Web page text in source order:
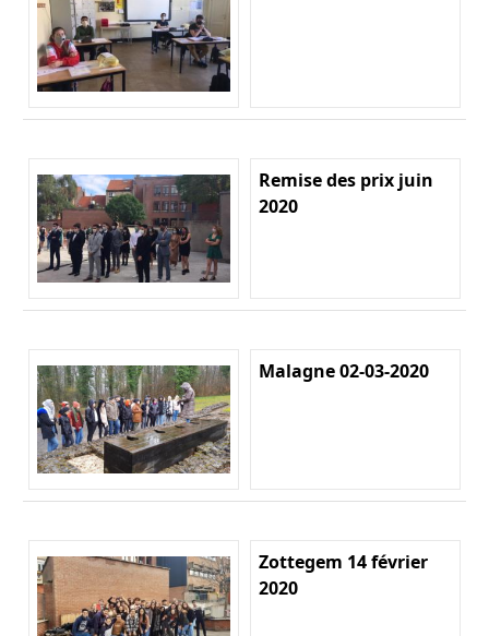
Remise des prix juin
2020
Malagne 02-03-2020
Zottegem 14 février
2020